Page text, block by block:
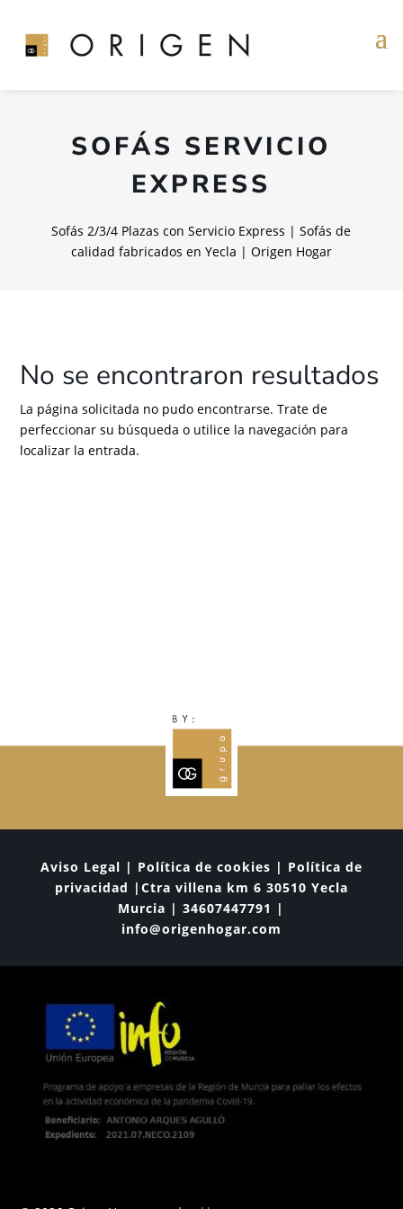
SOFÁS SERVICIO
EXPRESS
Sofás 2/3/4 Plazas con Servicio Express | Sofás de
calidad fabricados en Yecla | Origen Hogar
No se encontraron resultados
La página solicitada no pudo encontrarse. Trate de
perfeccionar su búsqueda o utilice la navegación para
localizar la entrada.
Aviso Legal | Política de cookies | Política de
privacidad |Ctra villena km 6 30510 Yecla
Murcia | 34607447791 |
info@origenhogar.com